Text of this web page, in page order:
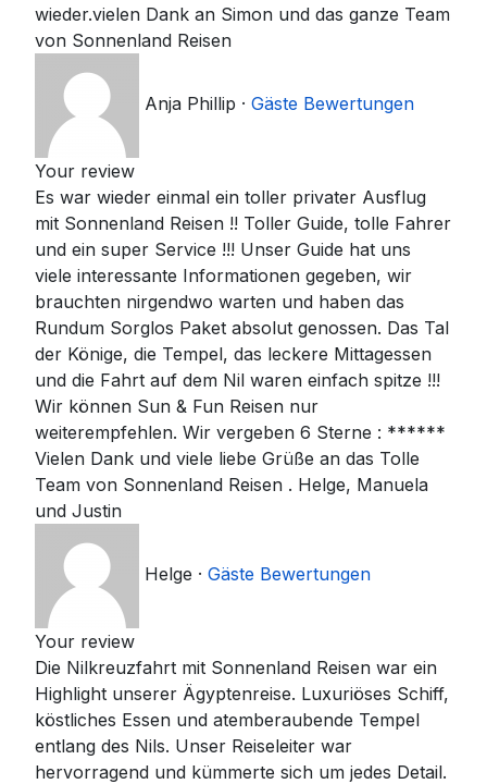
wieder.vielen Dank an Simon und das ganze Team
von Sonnenland Reisen
Anja Phillip · Gäste Bewertungen
Your review
Es war wieder einmal ein toller privater Ausflug
mit Sonnenland Reisen !! Toller Guide, tolle Fahrer
und ein super Service !!! Unser Guide hat uns
viele interessante Informationen gegeben, wir
brauchten nirgendwo warten und haben das
Rundum Sorglos Paket absolut genossen. Das Tal
der Könige, die Tempel, das leckere Mittagessen
und die Fahrt auf dem Nil waren einfach spitze !!!
Wir können Sun & Fun Reisen nur
weiterempfehlen. Wir vergeben 6 Sterne : ******
Vielen Dank und viele liebe Grüße an das Tolle
Team von Sonnenland Reisen . Helge, Manuela
und Justin
Helge · Gäste Bewertungen
Your review
Die Nilkreuzfahrt mit Sonnenland Reisen war ein
Highlight unserer Ägyptenreise. Luxuriöses Schiff,
köstliches Essen und atemberaubende Tempel
entlang des Nils. Unser Reiseleiter war
hervorragend und kümmerte sich um jedes Detail.